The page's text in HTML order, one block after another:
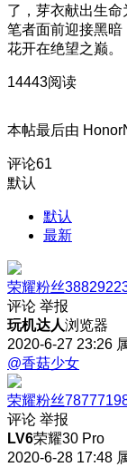
了，芽衣献出生
笔者面前迎接黑暗
花开在绝望之巅。
14443阅读
本帖最后由
评论61
默认
默认
最新
荣耀粉丝
评论 举报
玩机达人浏览器
2020-6-27 23:26
@香菇少女
荣耀粉丝
评论 举报
LV6荣耀30 Pro
2020-6-28 17:48